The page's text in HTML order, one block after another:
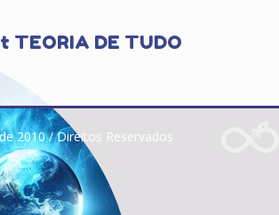
TEORIA DE TUDO
2010 / Direitos Reservados